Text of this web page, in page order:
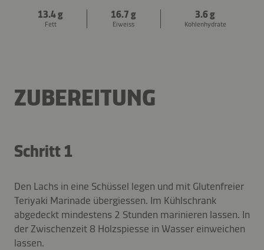
13.4 g
Fett
16.7 g
Eiweiss
3.6 g
Kohlenhydrate
ZUBEREITUNG
Schritt 1
Den Lachs in eine Schüssel legen und mit Glutenfreier
Teriyaki Marinade übergiessen. Im Kühlschrank
abgedeckt mindestens 2 Stunden marinieren lassen. In
der Zwischenzeit 8 Holzspiesse in Wasser einweichen
lassen.